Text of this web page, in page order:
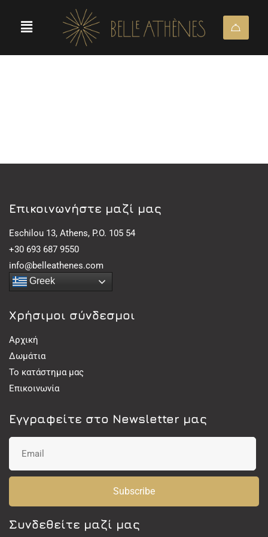
Eπικοινωνήστε μαζί μας
Eschilou 13, Athens, P.O. 105 54
+30 693 687 9550
info@belleathenes.com
Greek
Χρήσιμοι σύνδεσμοι
Αρχική
Δωμάτια
Το κατάστημα μας
Επικοινωνία
Εγγραφείτε στο Newsletter μας
Subscribe
Συνδεθείτε μαζί μας